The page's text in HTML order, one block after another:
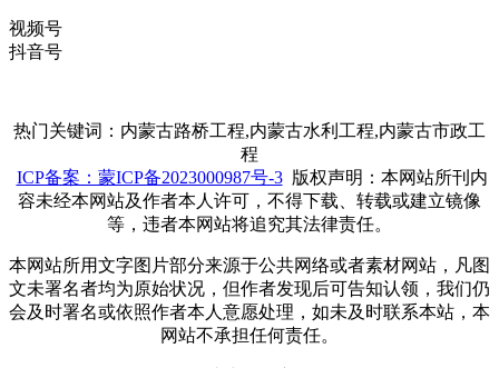
视频号
抖音号
热门关键词：内蒙古路桥工程,内蒙古水利工程,内蒙古市政工
程
ICP备案：蒙ICP备2023000987号-3版权声明：本网站所刊内
容未经本网站及作者本人许可，不得下载、转载或建立镜像
等，违者本网站将追究其法律责任。
本网站所用文字图片部分来源于公共网络或者素材网站，凡图
文未署名者均为原始状况，但作者发现后可告知认领，我们仍
会及时署名或依照作者本人意愿处理，如未及时联系本站，本
网站不承担任何责任。